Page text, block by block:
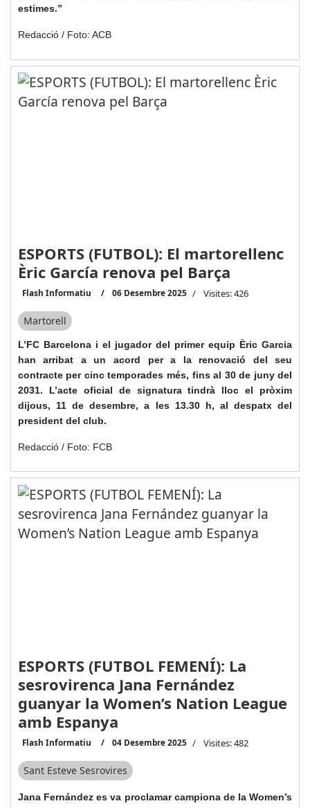
estimes.”
Redacció / Foto: ACB
ESPORTS (FUTBOL): El martorellenc
Èric García renova pel Barça
Flash Informatiu 06 Desembre 2025 Visites: 426
Martorell
L’FC Barcelona i el jugador del primer equip Èric Garcia
han arribat a un acord per a la renovació del seu
contracte per cinc temporades més, fins al 30 de juny del
2031. L’acte oficial de signatura tindrà lloc el pròxim
dijous, 11 de desembre, a les 13.30 h, al despatx del
president del club.
Redacció / Foto: FCB
ESPORTS (FUTBOL FEMENÍ): La
sesrovirenca Jana Fernández
guanyar la Women’s Nation League
amb Espanya
Flash Informatiu 04 Desembre 2025 Visites: 482
Sant Esteve Sesrovires
Jana Fernández es va proclamar campiona de la Women’s